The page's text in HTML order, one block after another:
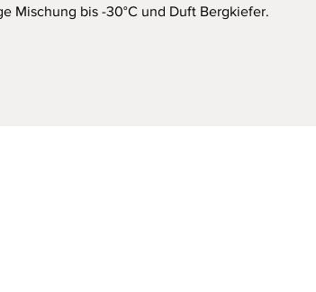
Mischung bis -30°C und Duft Bergkiefer.